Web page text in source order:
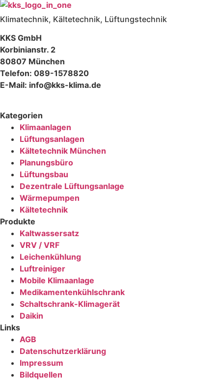
Klimatechnik, Kältetechnik, Lüftungstechnik
KKS GmbH
Korbinianstr. 2
80807 München
Telefon: 089-1578820
E-Mail: info@kks-klima.de
Kategorien
Klimaanlagen
Lüftungsanlagen
Kältetechnik München
Planungsbüro
Lüftungsbau
Dezentrale Lüftungsanlage
Wärmepumpen
Kältetechnik
Produkte
Kaltwassersatz
VRV / VRF
Leichenkühlung
Luftreiniger
Mobile Klimaanlage
Medikamentenkühlschrank
Schaltschrank-Klimagerät
Daikin
Links
AGB
Datenschutzerklärung
Impressum
Bildquellen